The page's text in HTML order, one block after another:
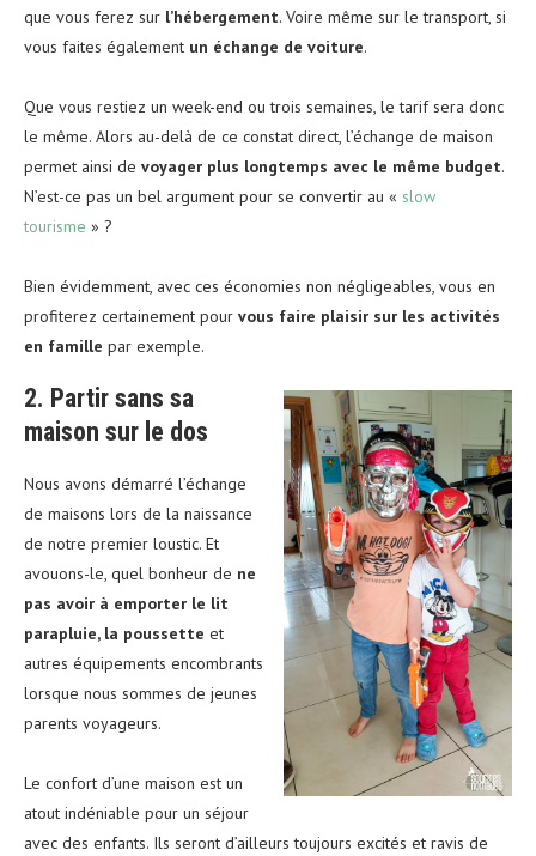
que vous ferez sur l’hébergement. Voire même sur le transport, si
vous faites également un échange de voiture.
Que vous restiez un week-end ou trois semaines, le tarif sera donc
le même. Alors au-delà de ce constat direct, l’échange de maison
permet ainsi de voyager plus longtemps avec le même budget.
N’est-ce pas un bel argument pour se convertir au « slow
tourisme » ?
Bien évidemment, avec ces économies non négligeables, vous en
profiterez certainement pour vous faire plaisir sur les activités
en famille par exemple.
2. Partir sans sa
maison sur le dos
Nous avons démarré l’échange
de maisons lors de la naissance
de notre premier loustic. Et
avouons-le, quel bonheur de ne
pas avoir à emporter le lit
parapluie, la poussette et
autres équipements encombrants
lorsque nous sommes de jeunes
parents voyageurs.
Le confort d’une maison est un
atout indéniable pour un séjour
avec des enfants. Ils seront d’ailleurs toujours excités et ravis de